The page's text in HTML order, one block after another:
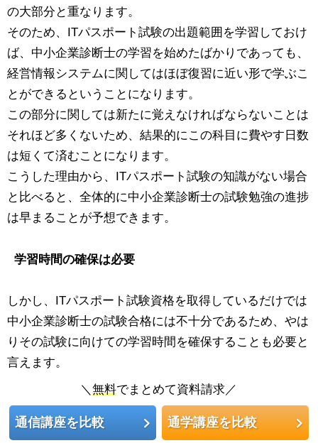
の大部分と重なります。
そのため、ITパスポート試験の出題範囲を学習しておけ
ば、中小企業診断士の学習を始めたばかりであっても、
経営情報システムに関してはほぼ復習に近い形で学ぶこ
とができるということになります。
この部分に関しては新たに覚えなければならないことは
それほど多くないため、結果的にこの科目に費やす日数
は短くて済むことになります。
こうした理由から、ITパスポート試験の知識がない場合
と比べると、全体的に中小企業診断士の試験勉強の進捗
は早まることが予想できます。
学習時間の確保は必要
しかし、ITパスポート試験資格を取得しているだけでは
中小企業診断士の試験合格には不十分であるため、やは
りその試験に向けての学習時間を確保することも必要と
言えます。
＼無料でまとめて資料請求／
通信講座を比較 通学講座を比較